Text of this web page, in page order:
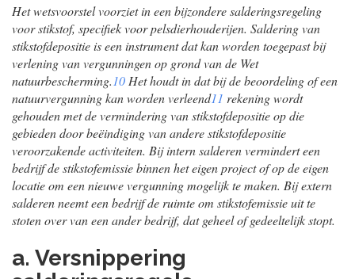
Het wetsvoorstel voorziet in een bijzondere salderingsregeling
voor stikstof, specifiek voor pelsdierhouderijen. Saldering van
stikstofdepositie is een instrument dat kan worden toegepast bij
verlening van vergunningen op grond van de Wet
natuurbescherming.10 Het houdt in dat bij de beoordeling of een
natuurvergunning kan worden verleend11 rekening wordt
gehouden met de vermindering van stikstofdepositie op die
gebieden door beëindiging van andere stikstofdepositie
veroorzakende activiteiten. Bij intern salderen vermindert een
bedrijf de stikstofemissie binnen het eigen project of op de eigen
locatie om een nieuwe vergunning mogelijk te maken. Bij extern
salderen neemt een bedrijf de ruimte om stikstofemissie uit te
stoten over van een ander bedrijf, dat geheel of gedeeltelijk stopt.
a. Versnippering